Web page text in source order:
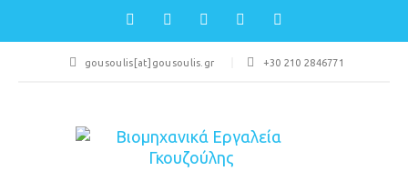
gousoulis[at]gousoulis.gr +30 210 2846771